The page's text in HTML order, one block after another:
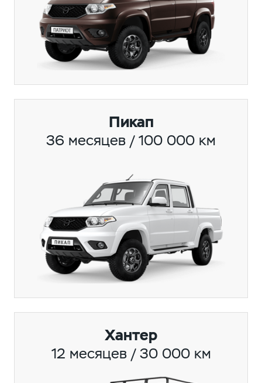
Пикап
36 месяцев / 100 000 км
Хантер
12 месяцев / 30 000 км